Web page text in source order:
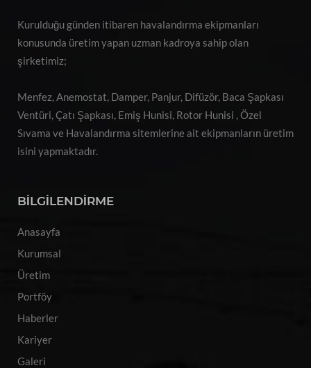
Kurulduğu günden itibaren havalandırma ekipmanları
konusunda üretim yapan uzman kadroya sahip olan
şirketimiz;
Menfez, Anemostat, Damper, Panjur, Difüzör, Baca Şapkası
Ventüri, Çatı Şapkası, Emiş Hunisi, Rotor Hunisi , Özel
Sıvama ve Havalandırma sitemlerine ait ekipmanların üretim
isini yapmaktadır.
BİLGİLENDİRME
Anasayfa
Kurumsal
Üretim
Portföy
Haberler
Kariyer
Galeri